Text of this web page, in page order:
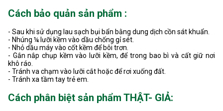
Cách bảo quản sản phẩm :
- Sau khi sử dụng lau sạch bụi bẩn bằng dung dịch cồn sát khuẩn.
- Nhúng ¼ lưỡi kềm vào dầu chống gỉ sét.
- Nhỏ dầu máy vào cốt kềm để bôi trơn.
- Gắn nắp chụp kềm vào lưỡi kềm, để trong bao bì và cất giữ nơi
khô ráo.
- Tránh va chạm vào lưỡi cắt hoặc để rơi xuống đất.
- Tránh xa tầm tay trẻ em.
Cách phân biệt sản phẩm THẬT- GIẢ: